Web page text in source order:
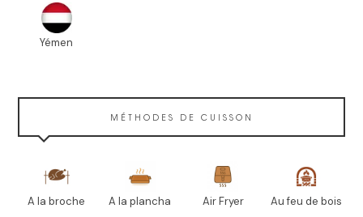
Yémen
MÉTHODES DE CUISSON
A la broche A la plancha Air Fryer Au feu de bois